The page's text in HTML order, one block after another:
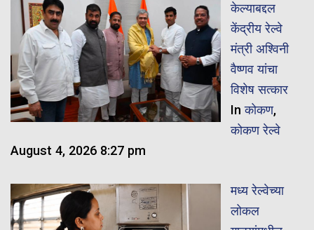
केल्याबद्दल
केंद्रीय रेल्वे
मंत्री अश्विनी
वैष्णव यांचा
विशेष सत्कार
Inकोकण,
कोकण रेल्वे
August 4, 2026 8:27 pm
मध्य रेल्वेच्या
लोकल